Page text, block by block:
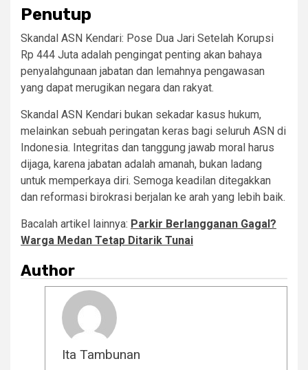
Penutup
Skandal ASN Kendari: Pose Dua Jari Setelah Korupsi
Rp 444 Juta adalah pengingat penting akan bahaya
penyalahgunaan jabatan dan lemahnya pengawasan
yang dapat merugikan negara dan rakyat.
Skandal ASN Kendari bukan sekadar kasus hukum,
melainkan sebuah peringatan keras bagi seluruh ASN di
Indonesia. Integritas dan tanggung jawab moral harus
dijaga, karena jabatan adalah amanah, bukan ladang
untuk memperkaya diri. Semoga keadilan ditegakkan
dan reformasi birokrasi berjalan ke arah yang lebih baik.
Bacalah artikel lainnya: Parkir Berlangganan Gagal?
Warga Medan Tetap Ditarik Tunai
Author
Ita Tambunan